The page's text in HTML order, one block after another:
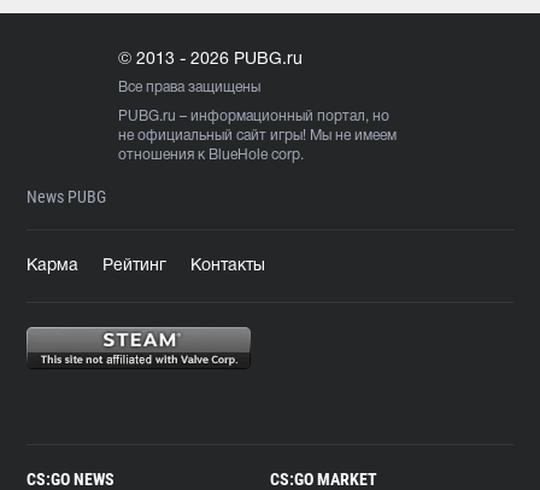
© 2013 - 2026 PUBG.ru
Все права защищены
PUBG.ru – информационный портал, но
не официальный сайт игры! Мы не имеем
отношения к BlueHole corp.
News PUBG
Карма Рейтинг Контакты
CS:GO NEWS CS:GO MARKET